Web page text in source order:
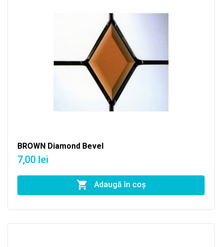
BROWN Diamond Bevel
7,00 lei
Adaugă în coş